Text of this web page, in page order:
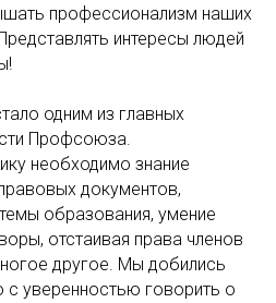
профессионализм наших
интересы людей
одним из главных
Профсоюза.
необходимо знание
документов,
образования, умение
отстаивая права членов
другое. Мы добились
уверенностью говорить о